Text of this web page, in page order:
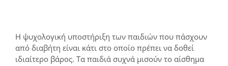
Η ψυχολογική υποστήριξη των παιδιών που πάσχουν
από διαβήτη είναι κάτι στο οποίο πρέπει να δοθεί
ιδιαίτερο βάρος. Τα παιδιά συχνά μισούν το αίσθημα